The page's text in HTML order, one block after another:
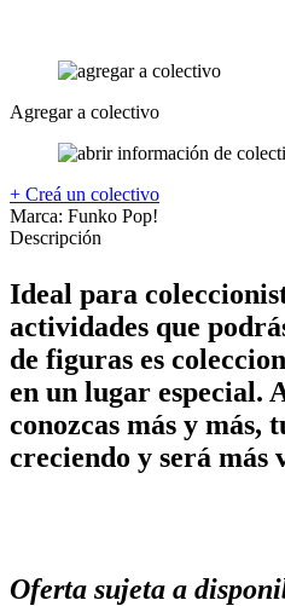
Agregar a colectivo
+ Creá un colectivo
Marca: Funko Pop!
Descripción
Ideal para
actividades que
de figuras es
en un lugar especial.
conozcas más y más,
creciendo y será más
Oferta sujeta a